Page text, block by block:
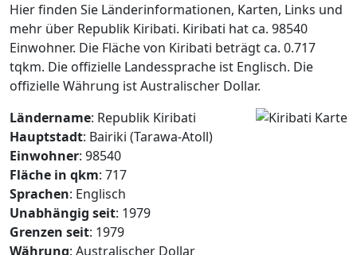
Hier finden Sie Länderinformationen, Karten, Links und
mehr über Republik Kiribati. Kiribati hat ca. 98540
Einwohner. Die Fläche von Kiribati beträgt ca. 0.717
tqkm. Die offizielle Landessprache ist Englisch. Die
offizielle Währung ist Australischer Dollar.
Ländername: Republik Kiribati
Hauptstadt: Bairiki (Tarawa-Atoll)
Einwohner: 98540
Fläche in qkm: 717
Sprachen: Englisch
Unabhängig seit: 1979
Grenzen seit: 1979
Währung: Australischer Dollar